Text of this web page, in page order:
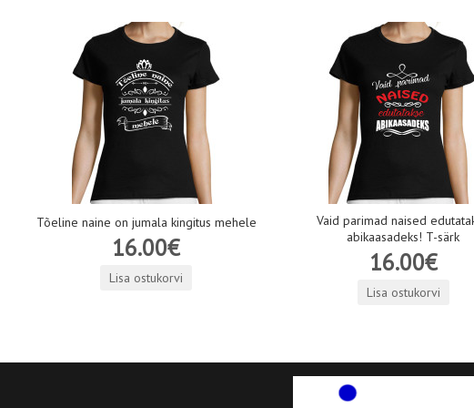
Tõeline naine on jumala kingitus mehele
16.00€
Lisa ostukorvi
Vaid parimad naised
abikaasadeks! T-särk
16.00€
Lisa ostukorvi